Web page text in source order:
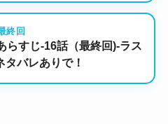
終回
らすじ-16話（最終回)-ラス
タバレありで！